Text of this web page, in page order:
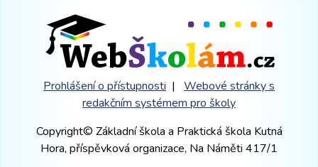
Prohlášení o přístupnosti | Webové stránky s
redakčním systémem pro školy
Copyright© Základní škola a Praktická škola Kutná
Hora, příspěvková organizace, Na Náměti 417/1